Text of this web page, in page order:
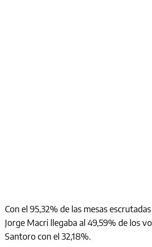
Con el 95,32% de las mesas
Jorge Macri llegaba al 49,59% de los
Santoro con el 32,18%.